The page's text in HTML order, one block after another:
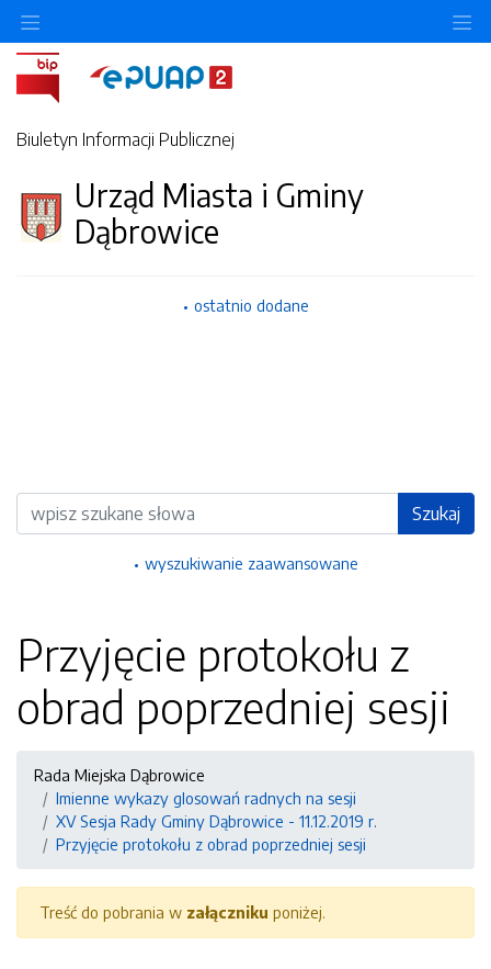
Biuletyn Informacji Publicznej
Urząd Miasta i Gminy
Dąbrowice
ostatnio dodane
Wyszukiwarka Szukaj
wyszukiwanie zaawansowane
Przyjęcie protokołu z
obrad poprzedniej sesji
Rada Miejska Dąbrowice
Imienne wykazy glosowań radnych na sesji
XV Sesja Rady Gminy Dąbrowice - 11.12.2019 r.
Przyjęcie protokołu z obrad poprzedniej sesji
Treść do pobrania w załączniku poniżej.